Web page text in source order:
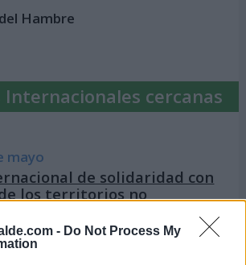
- Do Not Process My
Hambre
Internacionales cercanas
mayo
de solidaridad con
los territorios no
mayo